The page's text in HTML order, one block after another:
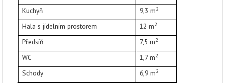
Kuchyň 9,3m2
Hala s jídelním prostorem 12m2
Předsíň 7,5m2
WC 1,7m2
Schody 6,9m2